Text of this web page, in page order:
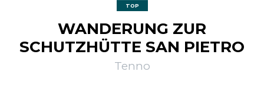
TOP
WANDERUNG ZUR
SCHUTZHÜTTE SAN PIETRO
Tenno